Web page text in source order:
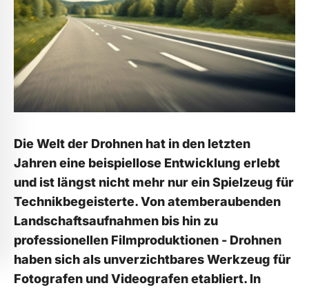
Die Welt der⁢ Drohnen⁢ hat in​ den letzten
Jahren eine beispiellose⁢ Entwicklung⁢ erlebt
und ist⁣ längst‍ nicht mehr nur ein⁤ Spielzeug ‍für​
Technikbegeisterte. Von atemberaubenden
Landschaftsaufnahmen bis hin ⁣zu
professionellen Filmproduktionen - Drohnen
haben sich als unverzichtbares Werkzeug für
Fotografen und ‍Videografen etabliert. In‍